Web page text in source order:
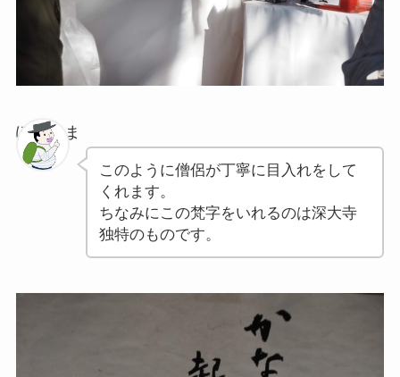
ぽちゃま
このように僧侶が丁寧に目入れをして
くれます。
ちなみにこの梵字をいれるのは深大寺
独特のものです。